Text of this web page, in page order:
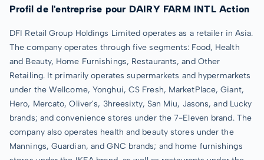
Profil de l'entreprise pour DAIRY FARM INTL Action
DFI Retail Group Holdings Limited operates as a retailer in Asia.
The company operates through five segments: Food, Health
and Beauty, Home Furnishings, Restaurants, and Other
Retailing. It primarily operates supermarkets and hypermarkets
under the Wellcome, Yonghui, CS Fresh, MarketPlace, Giant,
Hero, Mercato, Oliver's, 3hreesixty, San Miu, Jasons, and Lucky
brands; and convenience stores under the 7-Eleven brand. The
company also operates health and beauty stores under the
Mannings, Guardian, and GNC brands; and home furnishings